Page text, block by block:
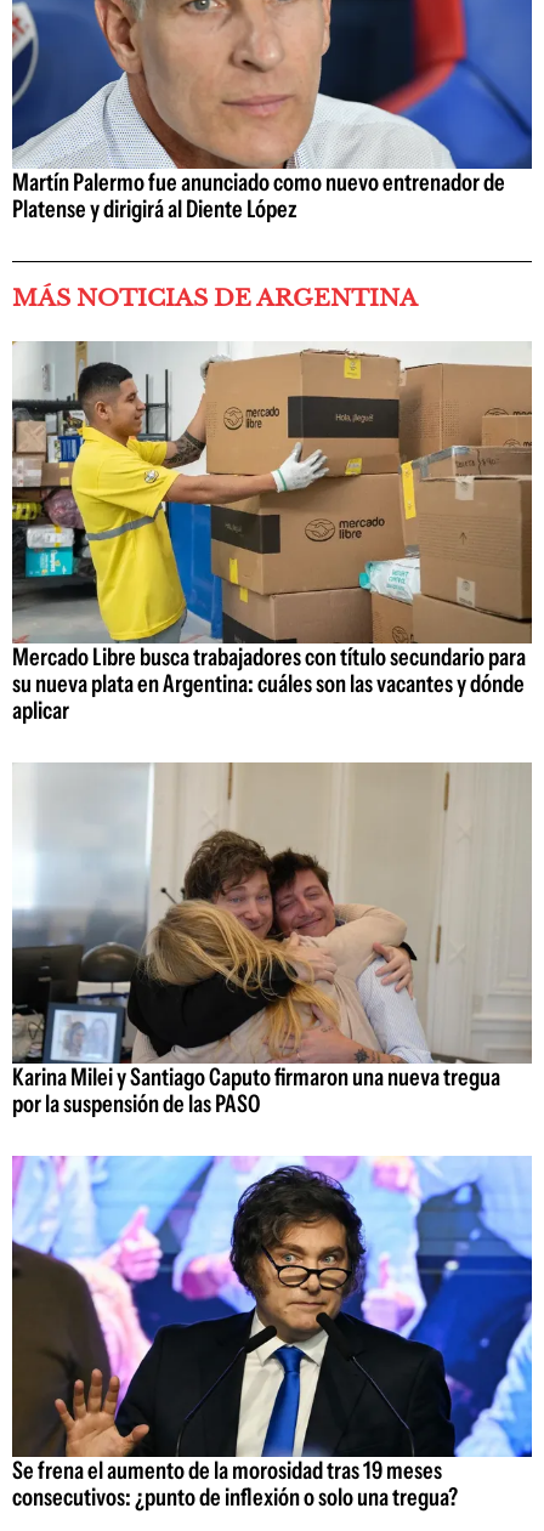
Martín Palermo fue anunciado como nuevo entrenador de
Platense y dirigirá al Diente López
MÁS NOTICIAS DE ARGENTINA
Mercado Libre busca trabajadores con título secundario para
su nueva plata en Argentina: cuáles son las vacantes y dónde
aplicar
Karina Milei y Santiago Caputo firmaron una nueva tregua
por la suspensión de las PASO
Se frena el aumento de la morosidad tras 19 meses
consecutivos: ¿punto de inflexión o solo una tregua?